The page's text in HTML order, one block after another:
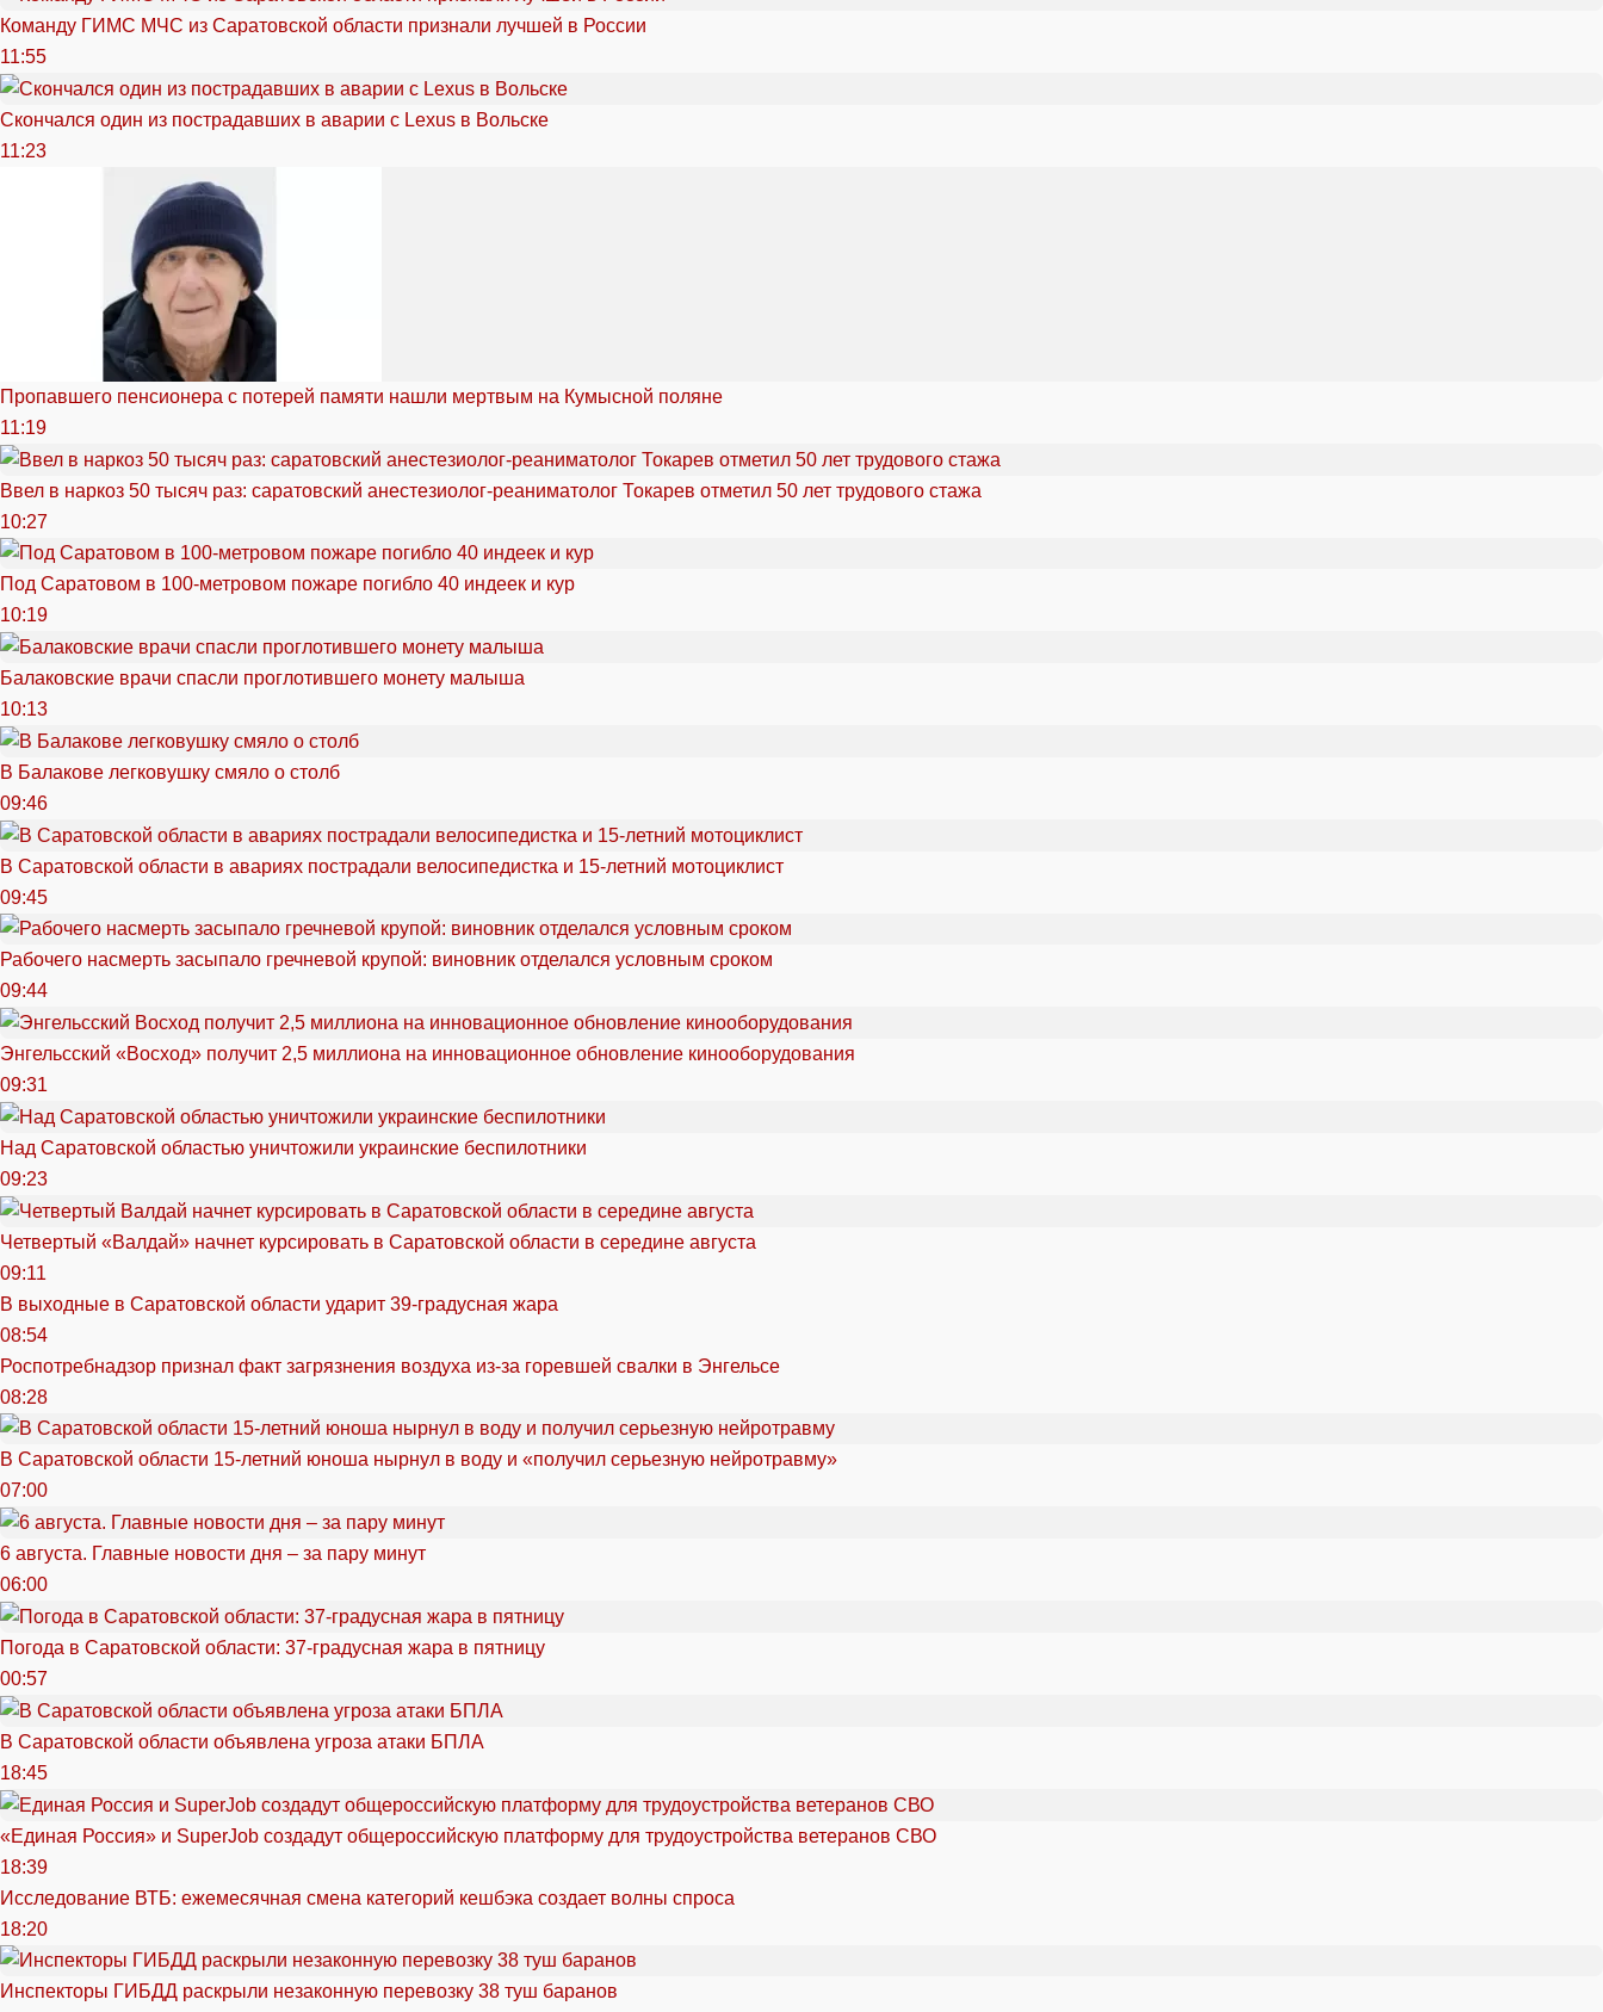
Команду ГИМС МЧС из Саратовской области признали лучшей в России
11:55
Скончался один из пострадавших в аварии c Lexus в Вольске
11:23
Пропавшего пенсионера с потерей памяти нашли мертвым на Кумысной поляне
11:19
Ввел в наркоз 50 тысяч раз: саратовский анестезиолог-реаниматолог Токарев отметил 50 лет трудового стажа
10:27
Под Саратовом в 100-метровом пожаре погибло 40 индеек и кур
10:19
Балаковские врачи спасли проглотившего монету малыша
10:13
В Балакове легковушку смяло о столб
09:46
В Саратовской области в авариях пострадали велосипедистка и 15-летний мотоциклист
09:45
Рабочего насмерть засыпало гречневой крупой: виновник отделался условным сроком
09:44
Энгельсский «Восход» получит 2,5 миллиона на инновационное обновление кинооборудования
09:31
Над Саратовской областью уничтожили украинские беспилотники
09:23
Четвертый «Валдай» начнет курсировать в Саратовской области в середине августа
09:11
В выходные в Саратовской области ударит 39-градусная жара
08:54
Роспотребнадзор признал факт загрязнения воздуха из-за горевшей свалки в Энгельсе
08:28
В Саратовской области 15-летний юноша нырнул в воду и «получил серьезную нейротравму»
07:00
6 августа. Главные новости дня – за пару минут
06:00
Погода в Саратовской области: 37-градусная жара в пятницу
00:57
В Саратовской области объявлена угроза атаки БПЛА
18:45
«Единая Россия» и SuperJob создадут общероссийскую платформу для трудоустройства ветеранов СВО
18:39
Исследование ВТБ: ежемесячная смена категорий кешбэка создает волны спроса
18:20
Инспекторы ГИБДД раскрыли незаконную перевозку 38 туш баранов